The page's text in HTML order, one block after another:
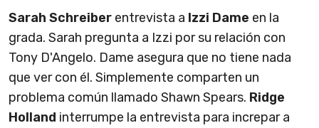
Sarah Schreiber entrevista a Izzi Dame en la
grada. Sarah pregunta a Izzi por su relación con
Tony D'Angelo. Dame asegura que no tiene nada
que ver con él. Simplemente comparten un
problema común llamado Shawn Spears. Ridge
Holland interrumpe la entrevista para increpar a